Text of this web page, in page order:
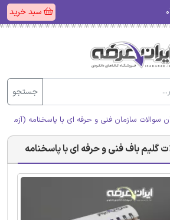
سبد خرید
جستجو
سوالات سازمان فنی و حرفه ای با پاسخنامه (آزمون
گلیم باف فنی و حرفه ای با پاسخنامه